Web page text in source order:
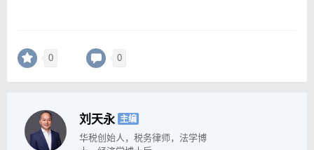
0 0
刘天永 主编
华税创始人，税务律师，法学博